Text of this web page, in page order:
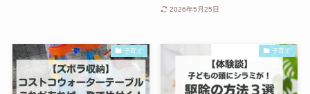
2026年5月25日
子育て 子育て